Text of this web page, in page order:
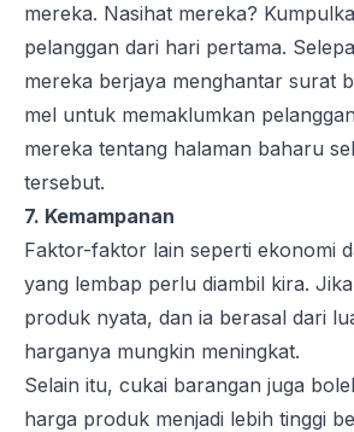
mereka. Nasihat mereka?
pelanggan dari hari pertama.
mereka berjaya menghantar surat
mel untuk memaklumkan
mereka tentang halaman baharu
tersebut.
7. Kemampanan
Faktor-faktor lain seperti ekonomi
yang lembap perlu diambil kira.
produk nyata, dan ia berasal dari
harganya mungkin meningkat.
Selain itu, cukai barangan juga
harga produk menjadi lebih tinggi